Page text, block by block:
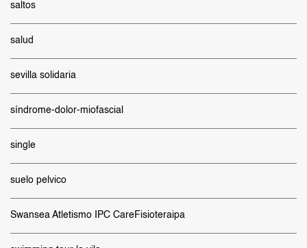
saltos
salud
sevilla solidaria
síndrome-dolor-miofascial
single
suelo pelvico
Swansea Atletismo IPC CareFisioteraipa